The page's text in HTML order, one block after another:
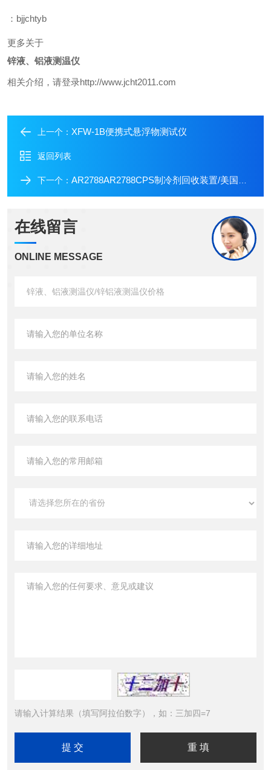
：bjjchtyb
更多关于
锌液、铝液测温仪
相关介绍，请登录http://www.jcht2011.com
上一个： XFW-1B便携式悬浮物测试仪
返回列表
下一个： AR2788AR2788CPS制冷剂回收装置/美国CPS制冷剂回收装置代理
在线留言
ONLINE MESSAGE
请输入计算结果（填写阿拉伯数字），如：三加四=7